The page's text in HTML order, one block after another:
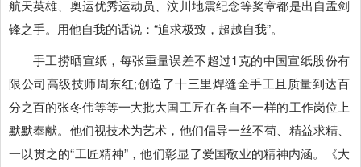
航天英雄、奥运优秀运动员、汶川地震纪念等奖章都是出自孟剑
锋之手。用他自我的话说：“追求极致，超越自我”。
手工捞晒宣纸，每张重量误差不超过1克的中国宣纸股份有
限公司高级技师周东红;创造了十三里焊缝全手工且质量到达百
分之百的张冬伟等等一大批大国工匠在各自不一样的工作岗位上
默默奉献。他们视技术为艺术，他们倡导一丝不苟、精益求精、
一以贯之的“工匠精神”，他们彰显了爱国敬业的精神内涵。《大